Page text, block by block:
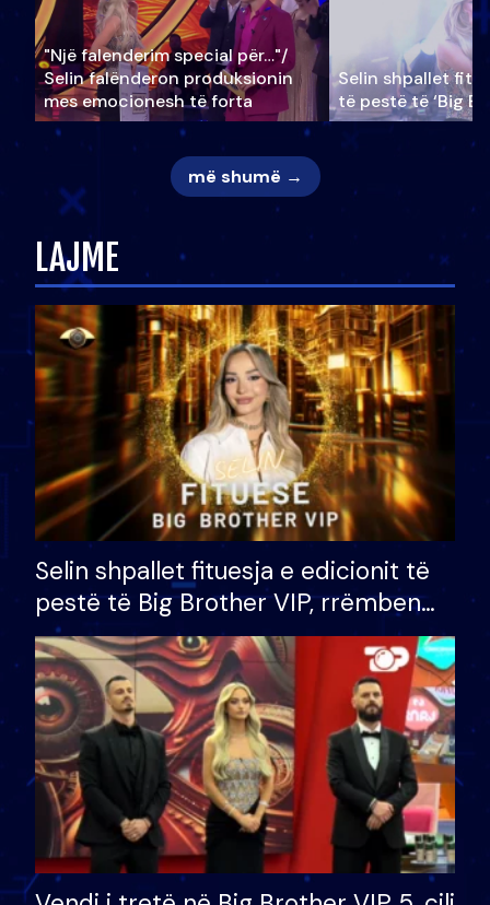
"Një falenderim special për…"/
Selin falënderon produksionin
mes emocionesh të forta
Selin shpallet
të pestë të ‘Big
më shumë →
LAJME
Selin shpallet fituesja e edicionit të
pestë të Big Brother VIP, rrëmben
çmimin e madh prej 100 mijë eurosh